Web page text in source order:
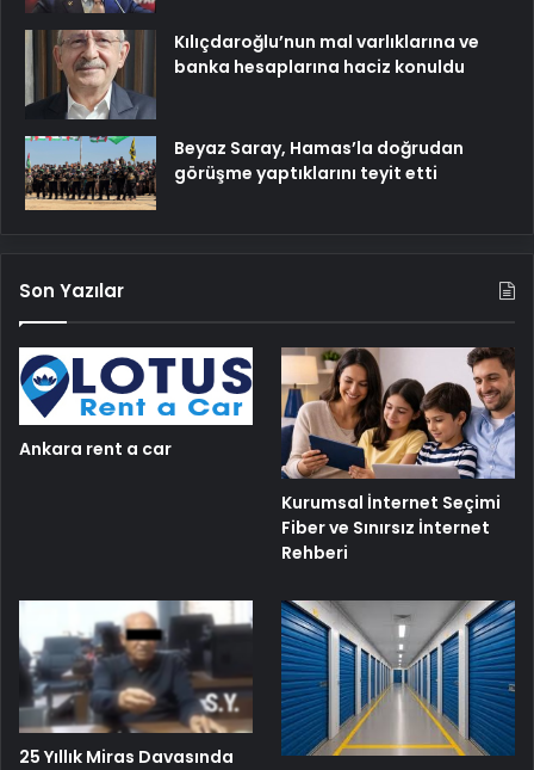
Kılıçdaroğlu’nun mal varlıklarına ve
banka hesaplarına haciz konuldu
Beyaz Saray, Hamas’la doğrudan
görüşme yaptıklarını teyit etti
Son Yazılar
Ankara rent a car
Kurumsal İnternet Seçimi
Fiber ve Sınırsız İnternet
Rehberi
25 Yıllık Miras Davasında